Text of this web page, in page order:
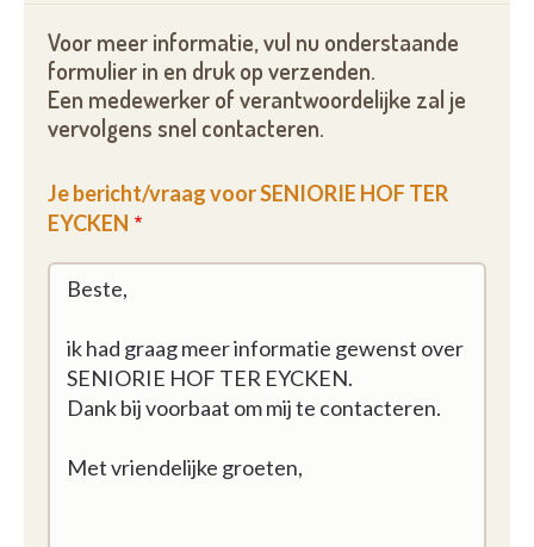
Voor meer informatie, vul nu onderstaande
formulier in en druk op verzenden.
Een medewerker of verantwoordelijke zal je
vervolgens snel contacteren.
Je bericht/vraag voor SENIORIE HOF TER
EYCKEN